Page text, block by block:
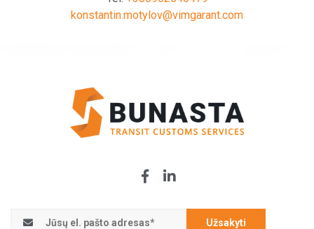
konstantin.motylov@vimgarant.com
Užsakyti